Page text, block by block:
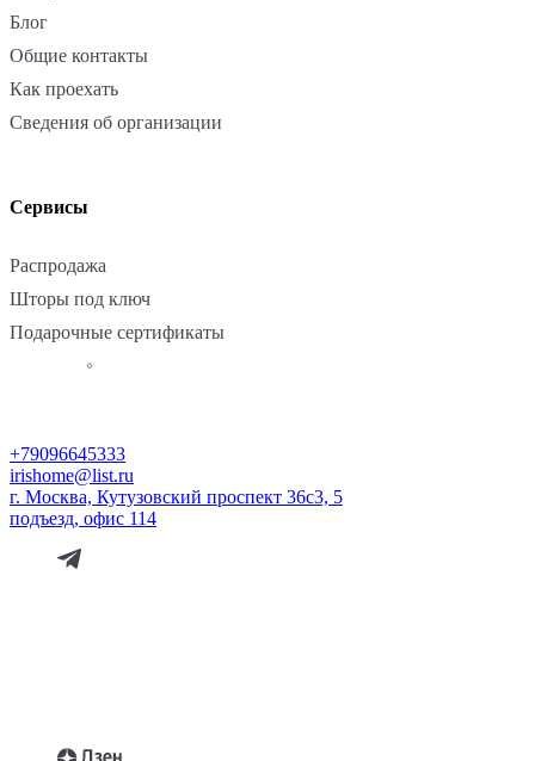
Блог
Общие контакты
Как проехать
Сведения об организации
Сервисы
Распродажа
Шторы под ключ
Подарочные сертификаты
+79096645333
irishome@list.ru
г. Москва, Кутузовский проспект 36с3, 5
подъезд, офис 114